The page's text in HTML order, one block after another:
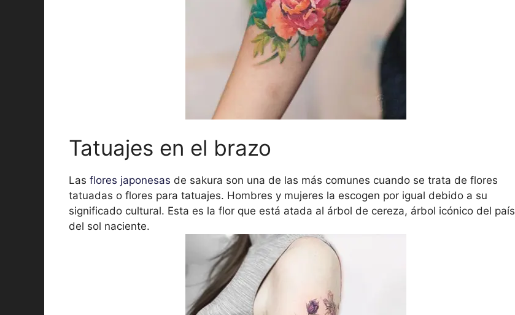
Tatuajes en el brazo
Las flores japonesas de sakura son una de las más comunes cuando se trata de flores
tatuadas o flores para tatuajes. Hombres y mujeres la escogen por igual debido a su
significado cultural. Esta es la flor que está atada al árbol de cereza, árbol icónico del país
del sol naciente.